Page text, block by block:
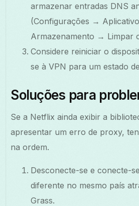
armazenar entradas DNS
(Configurações →
Armazenamento → Limpar
Considere reiniciar o
se à VPN para um estado
Soluções para
Se a Netflix ainda exibir a
apresentar um erro de proxy,
na ordem.
Desconecte-se e conecte-
diferente no mesmo país
Grass.